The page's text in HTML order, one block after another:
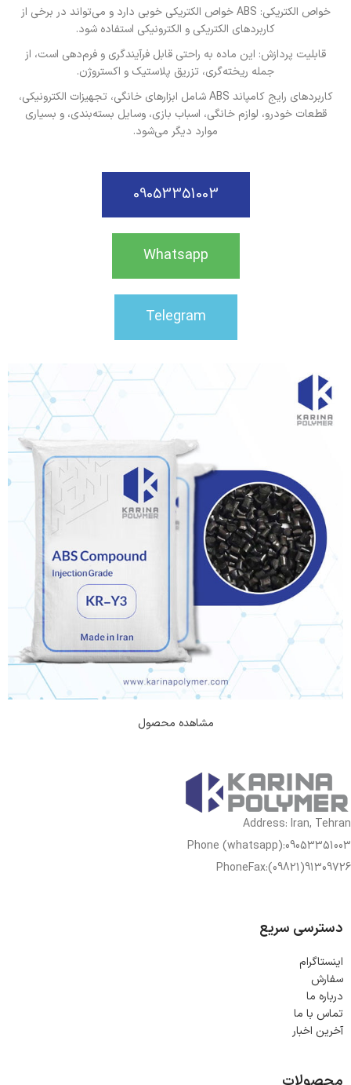
خواص الکتریکی: ABS خواص الکتریکی خوبی دارد و می‌تواند در برخی از
کاربردهای الکتریکی و الکترونیکی استفاده شود.
قابلیت پردازش: این ماده به راحتی قابل فرآیندگری و فرم‌دهی است، از
جمله ریخته‌گری، تزریق پلاستیک و اکستروژن.
کاربردهای رایج کامپاند ABS شامل ابزارهای خانگی، تجهیزات الکترونیکی،
قطعات خودرو، لوازم خانگی، اسباب بازی، وسایل بسته‌بندی، و بسیاری
موارد دیگر می‌شود.
09053351003
Whatsapp
Telegram
مشاهده محصول
Address: Iran, Tehran
Phone (whatsapp):09053351003
PhoneFax:(09821)91309726
دسترسی سریع
اینستاگرام
سفارش
درباره ما
تماس با ما
آخرین اخبار